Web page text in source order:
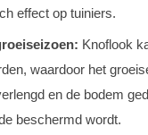
effect op tuiniers.
Knoflook
waardoor het
en de bodem
beschermd wordt.